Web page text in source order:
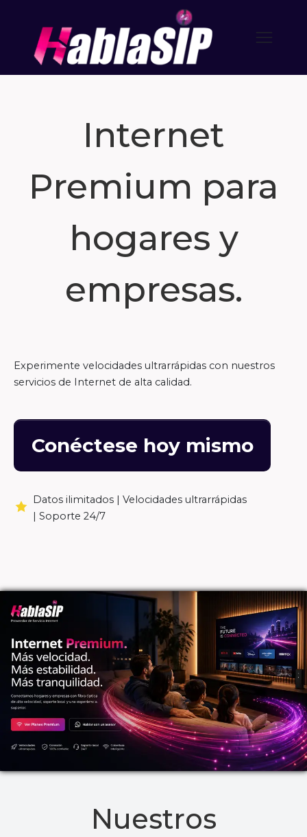
Internet
Premium para
hogares y
empresas.
Experimente velocidades ultrarrápidas con nuestros
servicios de Internet de alta calidad.
Conéctese hoy mismo
Datos ilimitados | Velocidades ultrarrápidas
| Soporte 24/7
Nuestros